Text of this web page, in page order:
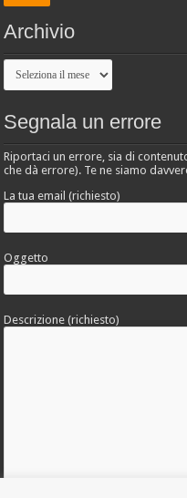
Archivio
Archivio
Segnala un errore
Riportaci un errore, sia di
che dà errore). Te ne siamo
La tua email (richiesto)
Oggetto
Descrizione (richiesto)